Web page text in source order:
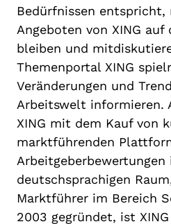
Bedürfnissen
Angeboten von XING auf
bleiben und
Themenportal XING
Veränderungen und
Arbeitswelt informieren.
XING mit dem Kauf von
marktführenden
Arbeitgeberbewertungen
deutschsprachigen
Marktführer im Bereich
2003 gegründet, ist